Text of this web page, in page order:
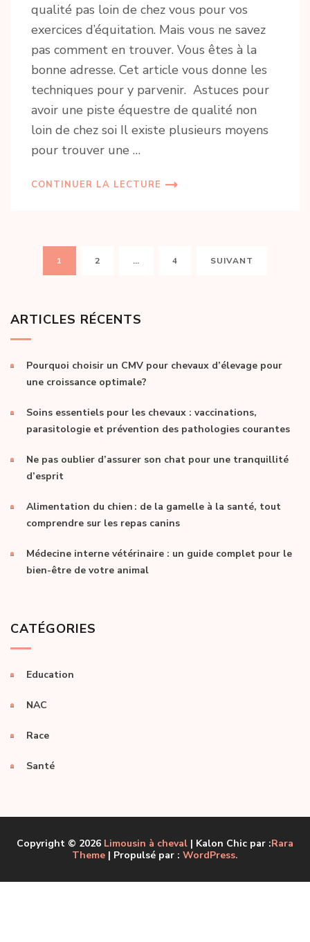
qualité pas loin de chez vous pour vos
exercices d’équitation. Mais vous ne savez
pas comment en trouver. Vous êtes à la
bonne adresse. Cet article vous donne les
techniques pour y parvenir. Astuces pour
avoir une piste équestre de qualité non
loin de chez soi Il existe plusieurs moyens
pour trouver une …
CONTINUER LA LECTURE
Pagination
PAGE
1 PAGE
2 … PAGE
4 SUIVANT
ARTICLES RÉCENTS
Pourquoi choisir un CMV pour chevaux d’élevage pour
une croissance optimale?
Soins essentiels pour les chevaux : vaccinations,
parasitologie et prévention des pathologies courantes
Ne pas oublier d’assurer son chat pour une tranquillité
d’esprit
Alimentation du chien : de la gamelle à la santé, tout
comprendre sur les repas canins
Médecine interne vétérinaire : un guide complet pour le
bien-être de votre animal
CATÉGORIES
Education
NAC
Race
Santé
Copyright © 2026 Limousin à cheval | Kalon Chic par :Rara
Theme | Propulsé par : WordPress.